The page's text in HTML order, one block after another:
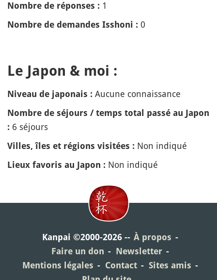
Nombre de réponses : 1
Nombre de demandes Isshoni : 0
Le Japon & moi :
Niveau de japonais : Aucune connaissance
Nombre de séjours / temps total passé au Japon
: 6 séjours
Villes, îles et régions visitées : Non indiqué
Lieux favoris au Japon : Non indiqué
Kanpai ©2000-2026
À propos
Faire un don
Newsletter
Mentions légales
Contact
Sites amis